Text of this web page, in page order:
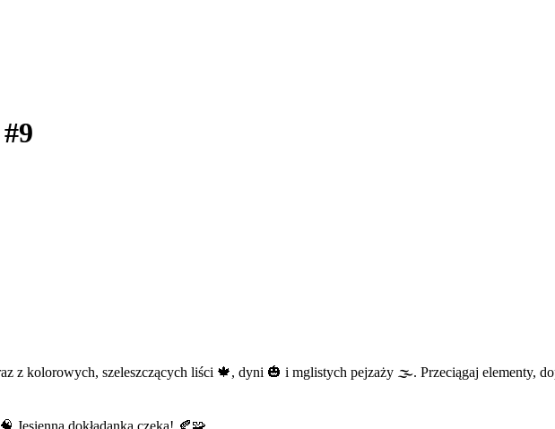
z kolorowych, szeleszczących liści 🍁, dyni 🎃 i mglistych pejzaży 🌫️. Przeciągaj elementy,
Jesienna dokładanka czeka! 🍂🧩